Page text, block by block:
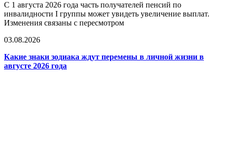
С 1 августа 2026 года часть получателей пенсий по
инвалидности I группы может увидеть увеличение выплат.
Изменения связаны с пересмотром
03.08.2026
Какие знаки зодиака ждут перемены в личной жизни в
августе 2026 года